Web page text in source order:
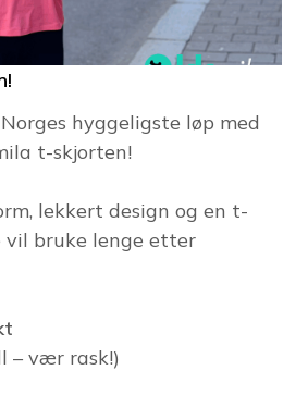
hyggeligste løp med
t-skjorten!
lekkert design og en t-
vil bruke lenge etter
– vær rask!)